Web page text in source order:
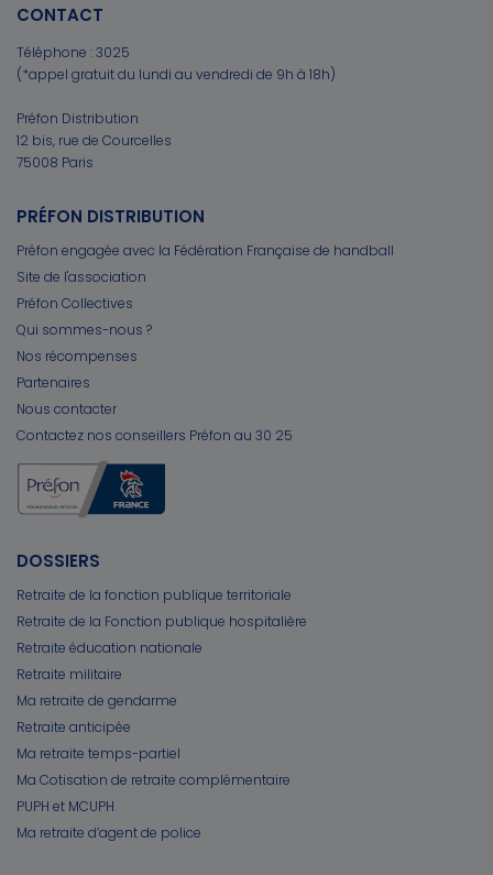
CONTACT
Téléphone :3025
(*appel gratuit du lundi au vendredi de 9h à 18h)
Préfon Distribution
12 bis, rue de Courcelles
75008 Paris
PRÉFON DISTRIBUTION
Préfon engagée avec la Fédération Française de handball
Site de l'association
Préfon Collectives
Qui sommes-nous ?
Nos récompenses
Partenaires
Nous contacter
Contactez nos conseillers Préfon au 30 25
DOSSIERS
Retraite de la fonction publique territoriale
Retraite de la Fonction publique hospitalière
Retraite éducation nationale
Retraite militaire
Ma retraite de gendarme
Retraite anticipée
Ma retraite temps-partiel
Ma Cotisation de retraite complémentaire
PUPH et MCUPH
Ma retraite d’agent de police